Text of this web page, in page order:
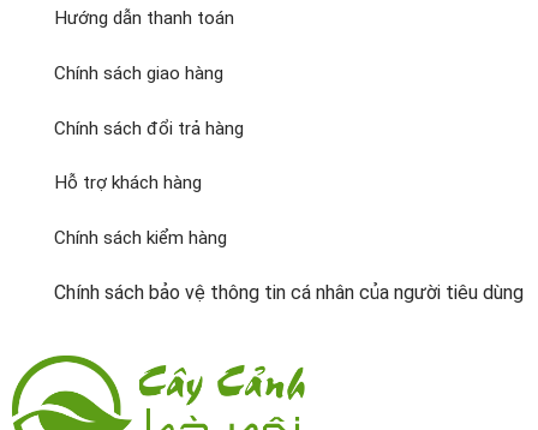
Hướng dẫn thanh toán
Chính sách giao hàng
Chính sách đổi trả hàng
Hỗ trợ khách hàng
Chính sách kiểm hàng
Chính sách bảo vệ thông tin cá nhân của người tiêu dùng